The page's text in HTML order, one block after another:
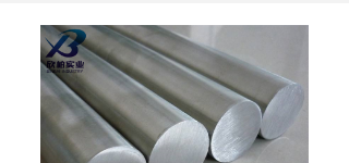
应用领域
在线留言
联系我们